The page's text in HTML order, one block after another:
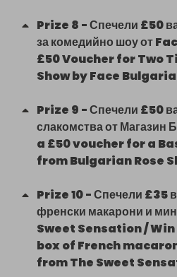
Prize 8 -Спечели £50
за комедийно шоу от
£50 Voucher for Two
Show by Face Bulgaria
Prize 9 -Спечели £50
слакомства от Магазин
a £50 voucher for a
from Bulgarian Rose
Prize10-Спечели £35
френски макарони и
Sweet Sensation /
box of French
from The Sweet